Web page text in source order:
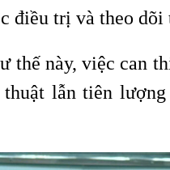
điều trị và theo dõi
này, việc can
lẫn tiên